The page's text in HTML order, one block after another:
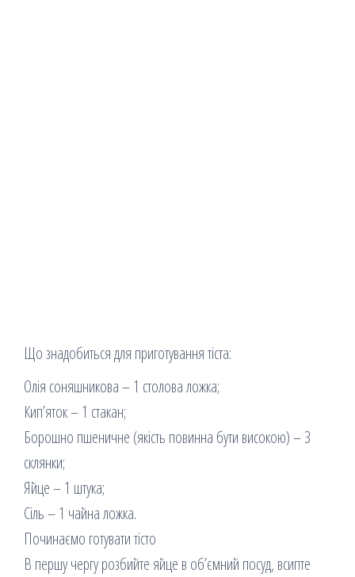
Що знадобиться для приготування тіста:
Олія соняшникова – 1 столова ложка;
Кип’яток – 1 стакан;
Борошно пшеничне (якість повинна бути високою) – 3
склянки;
Яйце – 1 штука;
Сіль – 1 чайна ложка.
Починаємо готувати тісто
В першу чергу розбийте яйце в об’ємний посуд, всипте